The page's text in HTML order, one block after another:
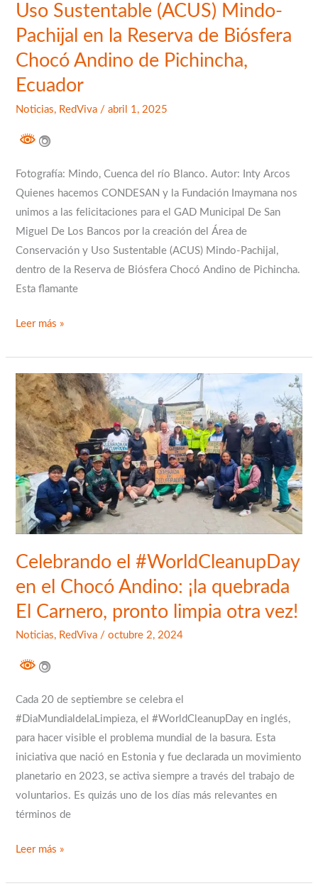
Uso Sustentable (ACUS) Mindo-
Pachijal en la Reserva de Biósfera
Chocó Andino de Pichincha,
Ecuador
Noticias, RedViva /abril 1, 2025
Fotografía: Mindo, Cuenca del río Blanco. Autor: Inty Arcos
Quienes hacemos CONDESAN y la Fundación Imaymana nos
unimos a las felicitaciones para el GAD Municipal De San
Miguel De Los Bancos por la creación del Área de
Conservación y Uso Sustentable (ACUS) Mindo-Pachijal,
dentro de la Reserva de Biósfera Chocó Andino de Pichincha.
Esta flamante
en
la
Reserva
de
Biósfera
Chocó
de
Ecuador
Leer más »
Celebrando el #WorldCleanupDay
en el Chocó Andino: ¡la quebrada
El Carnero, pronto limpia otra vez!
Noticias, RedViva /octubre 2, 2024
Cada 20 de septiembre se celebra el
#DiaMundialdelaLimpieza, el #WorldCleanupDay en inglés,
para hacer visible el problema mundial de la basura. Esta
iniciativa que nació en Estonia y fue declarada un movimiento
planetario en 2023, se activa siempre a través del trabajo de
voluntarios. Es quizás uno de los días más relevantes en
términos de
Celebrando
el
#WorldCleanupDay
en
el
Chocó
Andino:
¡la
quebrada
El
pronto
limpia
otra
Leer más »